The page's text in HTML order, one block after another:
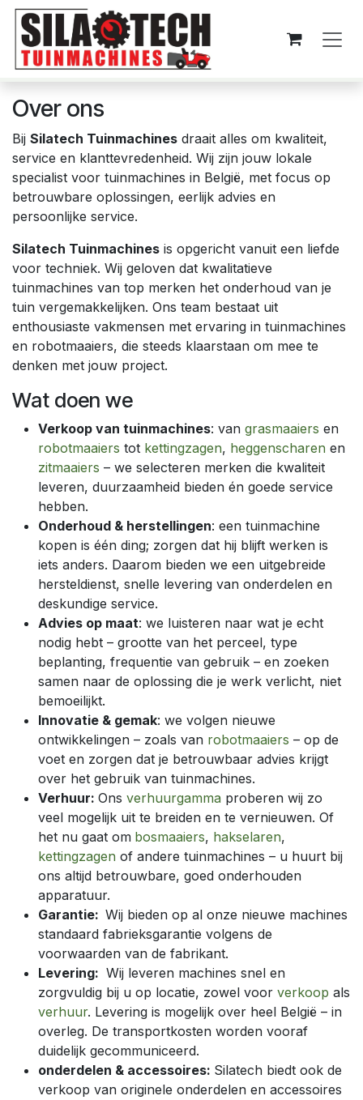
Overslaan naar inhoud
Over o​ns
Bij Silatech Tuinmachines draait alles om kwaliteit,
service en klanttevredenheid. Wij zijn jouw lokale
specialist voor tuinmachines in België, met focus op
betrouwbare oplossingen, eerlijk advies en
persoonlijke service.
Silatech Tuinmachines is opgericht vanuit een liefde
voor techniek. Wij geloven dat kwalitatieve
tuinmachines van top merken het onderhoud van je
tuin vergemakkelijken. Ons team bestaat uit
enthousiaste vakmensen met ervaring in tuinmachines
en robotmaaiers, die steeds klaarstaan om mee te
denken met jouw project.
Wat doen we
Verkoop van tuinmachines: van grasmaaiers en
robotmaaiers tot kettingzagen, heggenscharen en
zitmaaiers – we selecteren merken die kwaliteit
leveren, duurzaamheid bieden én goede service
hebben.
Onderhoud & herstellingen: een tuinmachine
kopen is één ding; zorgen dat hij blijft werken is
iets anders. Daarom bieden we een uitgebreide
hersteldienst, snelle levering van onderdelen en
deskundige service.
Advies op maat: we luisteren naar wat je echt
nodig hebt – grootte van het perceel, type
beplanting, frequentie van gebruik – en zoeken
samen naar de oplossing die je werk verlicht, niet
bemoeilijkt.
Innovatie & gemak: we volgen nieuwe
ontwikkelingen – zoals van robotmaaiers – op de
voet en zorgen dat je betrouwbaar advies krijgt
over het gebruik van tuinmachines.
Verhuur: Ons verhuurgamma proberen wij zo
veel mogelijk uit te breiden en te vernieuwen. Of
het nu gaat om bosmaaiers, hakselaren,
kettingzagen of andere tuinmachines – u huurt bij
ons altijd betrouwbare, goed onderhouden
apparatuur.
Garantie: Wij bieden op al onze nieuwe machines
standaard fabrieksgarantie volgens de
voorwaarden van de fabrikant.
Levering: Wij leveren machines snel en
zorgvuldig bij u op locatie, zowel voor verkoop als
verhuur. Levering is mogelijk over heel België – in
overleg. De transportkosten worden vooraf
duidelijk gecommuniceerd.
onderdelen & accessoires: Silatech biedt ook de
verkoop van originele onderdelen en accessoires